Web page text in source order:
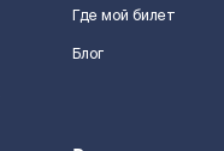
Где мой билет
Блог